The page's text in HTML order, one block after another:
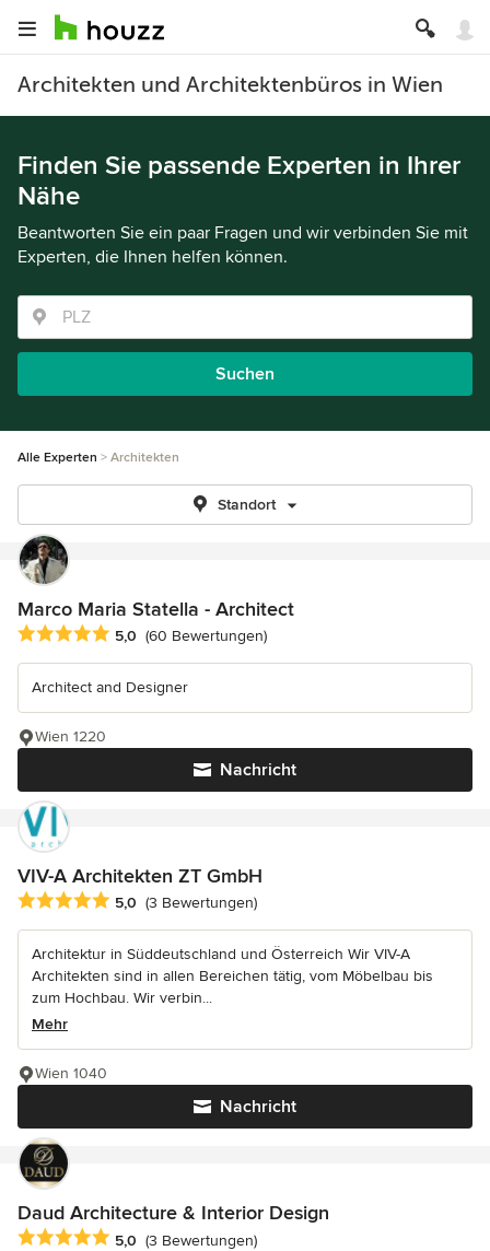
Architekten und Architektenbüros in Wien
Finden Sie passende Experten in Ihrer
Nähe
Beantworten Sie ein paar Fragen und wir verbinden Sie mit
Experten, die Ihnen helfen können.
Suchen
Alle Experten Architekten
Standort
Marco Maria Statella - Architect
Durchschnittliche Bewertung: 5 von 5 Sternen
5,0 (60 Bewertungen)
Architect and Designer
Nachricht
Wien 1220
VIV-A Architekten ZT GmbH
Durchschnittliche Bewertung: 5 von 5 Sternen
5,0 (3 Bewertungen)
Architektur in Süddeutschland und Österreich Wir VIV-A
Architekten sind in allen Bereichen tätig, vom Möbelbau bis
zum Hochbau. Wir verbin...
Mehr
Nachricht
Wien 1040
Daud Architecture & Interior Design
Durchschnittliche Bewertung: 5 von 5 Sternen
5,0 (3 Bewertungen)